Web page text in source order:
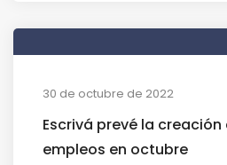
30 de octubre de 2022
Escrivá prevé la creación
empleos en octubre